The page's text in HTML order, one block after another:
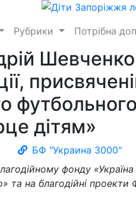
Рубрики Потрібна
Шевченко
футбольного
дітям»
БФ "Украина 3000"
фонду
та на благодійні проекти